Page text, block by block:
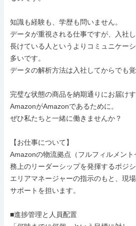
知識も経験も、学歴も問いません。
データが重視される仕事ですが、入社
長けている人というよりコミュニケー
多いです。
データの解析方法は入社してからでも覚
完璧な状態の商品を納期通りにお届けす
AmazonがAmazonであるために。
ぜひ私たちと一緒に働きませんか？
【お仕事について】
Amazonの物流拠点（フルフィルメン
務上のリーダーシップを発揮するポジシ
エリアマネージャーの指示のもと、現
サポートを担います。
■進捗管理と人員配置